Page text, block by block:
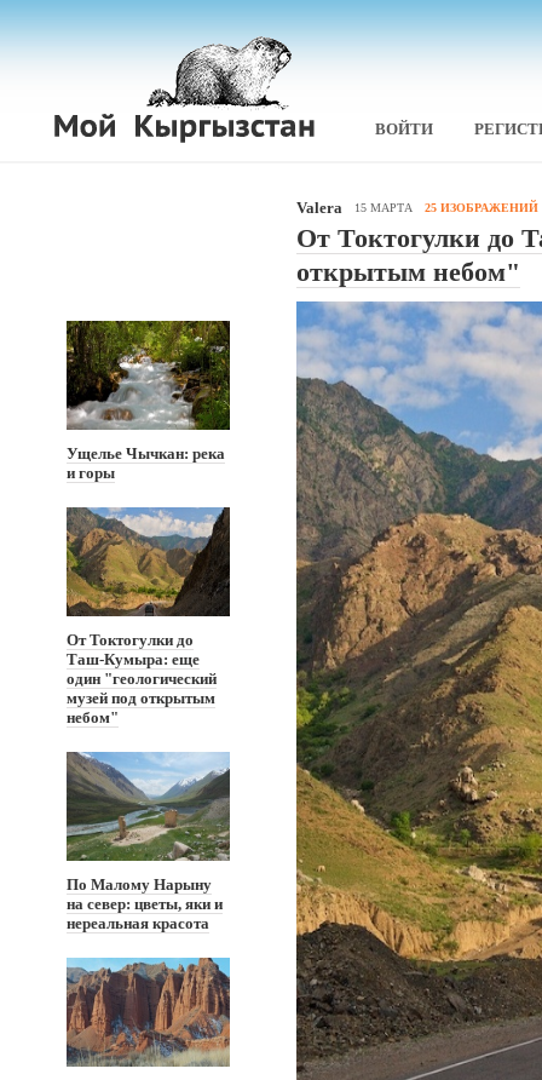
ВОЙТИ
Ущелье Чычкан: река
и горы
От Токтогулки до
Таш-Кумыра: еще
один "геологический
музей под открытым
небом"
По Малому Нарыну
на север: цветы, яки и
нереальная красота
Valera 15 МАРТА 25 ИЗОБРАЖЕНИЙ
От Токтогулки до
открытым небом"